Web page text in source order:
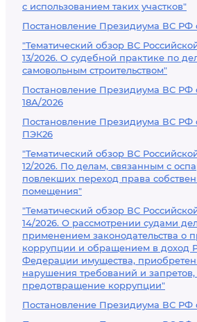
с использованием таких участков"
Постановление Президиума ВС РФ
"Тематический обзор ВС
13/2026. О судебной практике по
самовольным строительством"
Постановление Президиума ВС РФ
18А/2026
Постановление Президиума ВС РФ
ПЭК26
"Тематический обзор ВС
12/2026. По делам, связанным с
повлекших переход права
помещения"
"Тематический обзор ВС
14/2026. О рассмотрении судами
применением законодательства о
коррупции и обращением в доход
Федерации имущества,
нарушения требований и
предотвращение коррупции"
Постановление Президиума ВС РФ